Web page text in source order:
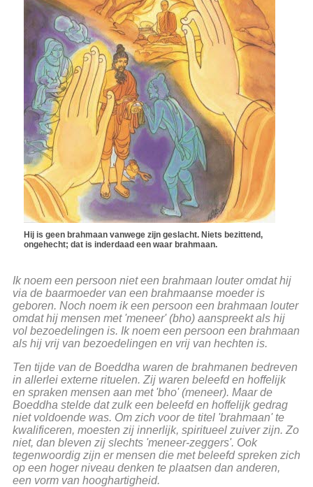
Hij is geen brahmaan vanwege zijn geslacht. Niets bezittend,
ongehecht; dat is inderdaad een waar brahmaan.
Ik noem een persoon niet een brahmaan louter omdat hij
via de baarmoeder van een brahmaanse moeder is
geboren. Noch noem ik een persoon een brahmaan louter
omdat hij mensen met 'meneer' (bho) aanspreekt als hij
vol bezoedelingen is. Ik noem een persoon een brahmaan
als hij vrij van bezoedelingen en vrij van hechten is.
Ten tijde van de Boeddha waren de brahmanen bedreven
in allerlei externe rituelen. Zij waren beleefd en hoffelijk
en spraken mensen aan met 'bho' (meneer). Maar de
Boeddha stelde dat zulk een beleefd en hoffelijk gedrag
niet voldoende was. Om zich voor de titel 'brahmaan' te
kwalificeren, moesten zij innerlijk, spiritueel zuiver zijn. Zo
niet, dan bleven zij slechts 'meneer-zeggers'. Ook
tegenwoordig zijn er mensen die met beleefd spreken zich
op een hoger niveau denken te plaatsen dan anderen,
een vorm van hooghartigheid.